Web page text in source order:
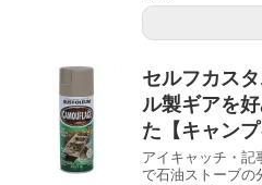
セルフカス
ル製ギアを
た【キャン
アイキャッチ・
で石油ストーブの